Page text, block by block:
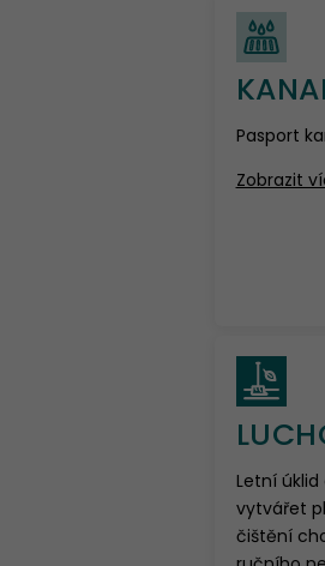
Pasport
Zobrazit
Letní
vytvářet
čištění